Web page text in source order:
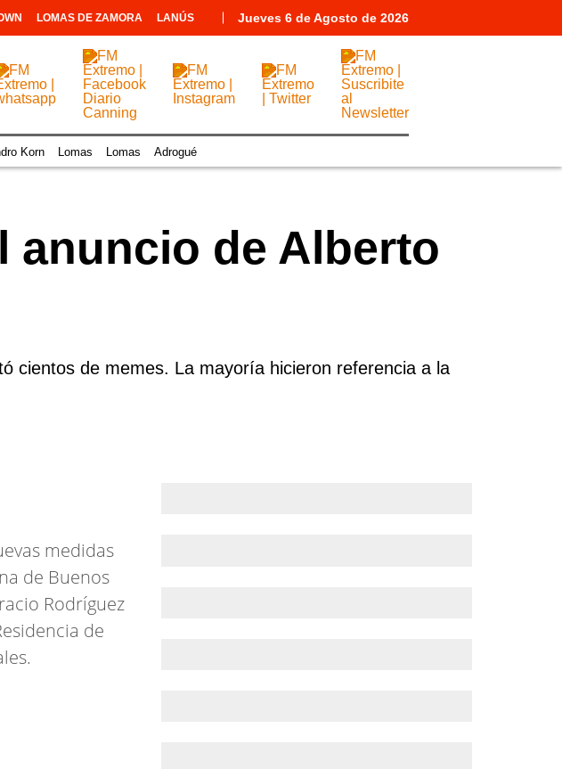
LOMAS DE ZAMORA LANÚS Jueves 6 deAgosto de 2026
Korn Lomas Lomas Adrogué
anuncio de Alberto
cientos de memes. La mayoría hicieron referencia a la
medidas
de Buenos
Rodríguez
de